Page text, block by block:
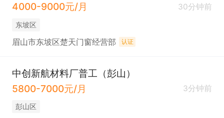
4000-9000元/月
30分钟前
东坡区
眉山市东坡区楚天门窗经营部 认证
中创新航材料厂普工（彭山）
5800-7000元/月
3分钟前
彭山区